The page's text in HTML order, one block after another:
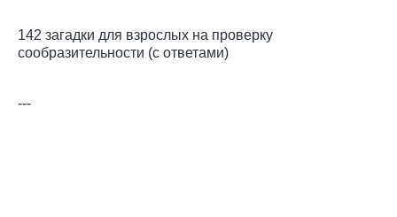
142 загадки для взрослых на проверку
сообразительности (с ответами)
---